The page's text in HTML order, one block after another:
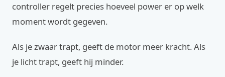
controller regelt precies hoeveel power er op welk
moment wordt gegeven.
Als je zwaar trapt, geeft de motor meer kracht. Als
je licht trapt, geeft hij minder.